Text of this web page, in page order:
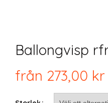
Ballongvisp
från 273,00 kr